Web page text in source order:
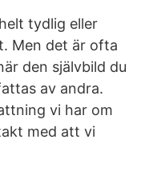
tydlig eller
Men det är ofta
den självbild du
av andra.
vi har om
med att vi